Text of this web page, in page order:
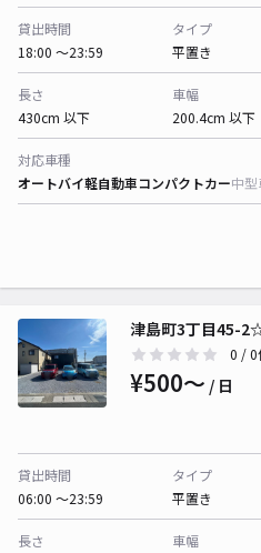
貸出時間
18:00 〜23:59
タイプ
平置き
長さ
430cm 以下
車幅
200.4cm 以下
対応車種
オートバイ軽自動車コンパクトカー中
津島町3丁目45-
0 / 0
¥500〜 / 日
貸出時間
06:00 〜23:59
タイプ
平置き
長さ
車幅